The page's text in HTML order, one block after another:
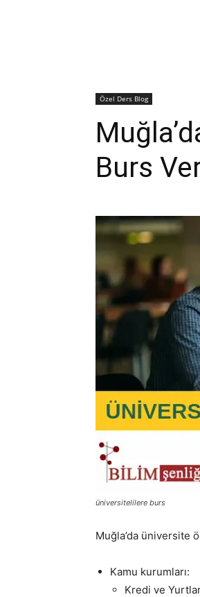
Özel Ders Blog
Burs
üniversitelilere burs
Muğla’da üniversite
Kamu kurumları:
Kredi ve